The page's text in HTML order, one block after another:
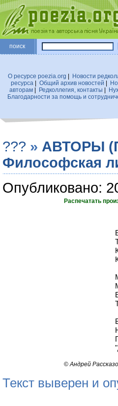
поиск
О ресурсе poezia.org
Новости
ресурса
Общий архив новостей
авторам| Редколлегия, контакты
Благодарности за помощь и
??? » АВТОРЫ
Философская
Опубликовано:
Распечатать
©Андрей
Текст выверен и